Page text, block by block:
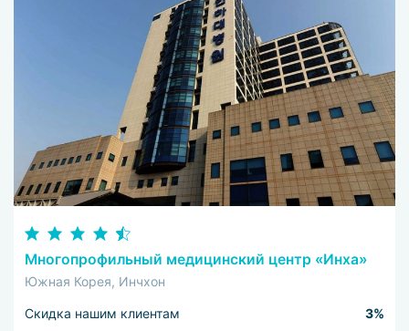
Многопрофильный медицинский центр «Инха»
Южная Корея, Инчхон
Скидка нашим клиентам
3%